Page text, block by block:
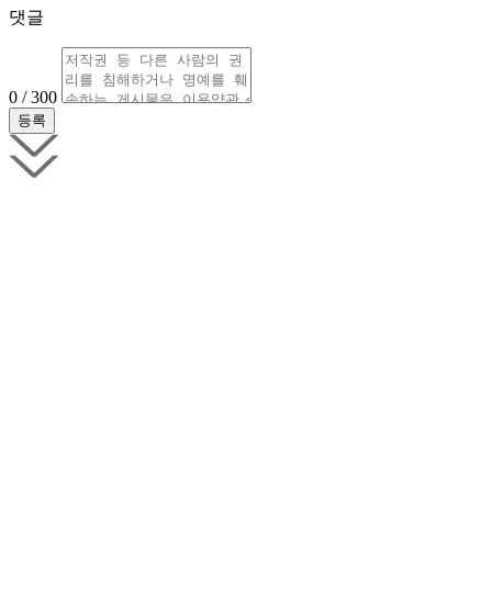
댓글
0 / 300